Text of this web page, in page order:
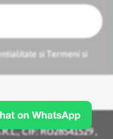
si
Termeni si
CIF: RO28541529 ,